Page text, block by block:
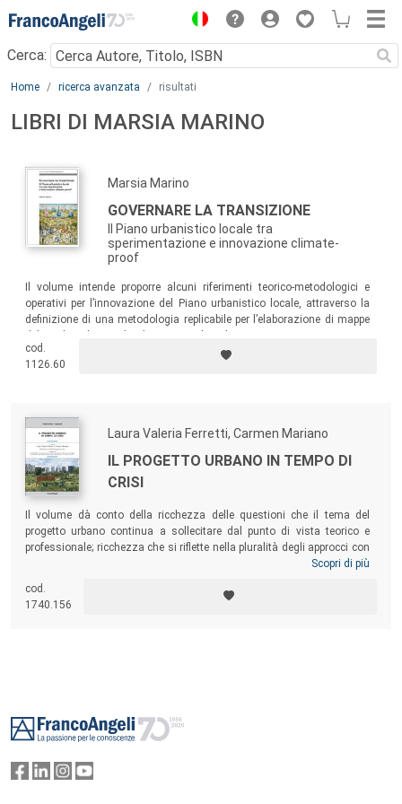
Menu
Cerca:
Main content
Home ricerca avanzata risultati
LIBRI DI MARSIA MARINO
Marsia Marino
GOVERNARE LA TRANSIZIONE
Il Piano urbanistico locale tra
sperimentazione e innovazione climate-
proof
Il volume intende proporre alcuni riferimenti teorico-metodologici e
operativi per l’innovazione del Piano urbanistico locale, attraverso la
definizione di una metodologia replicabile per l’elaborazione di mappe
(2030, 2050, 2100), sulla base di dati forniti dal Laboratorio di
Modellistica Climatica ed Impatti dell’ENEA.
cod.
1126.60
Laura Valeria Ferretti, Carmen Mariano
IL PROGETTO URBANO IN TEMPO DI
CRISI
Il volume dà conto della ricchezza delle questioni che il tema del
progetto urbano continua a sollecitare dal punto di vista teorico e
professionale; ricchezza che si riflette nella pluralità degli approcci con
cui viene affrontato l’argomento dell’innovazione e della
raccolti offrono riflessioni sia di carattere teorico che sperimentale,
attraverso il racconto critico dei risultati di alcune importanti
Scopri di più
cod.
1740.156